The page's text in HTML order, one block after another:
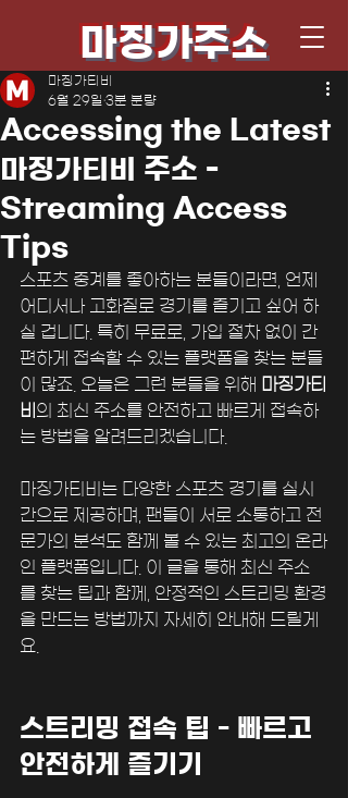
마징가주소
Accessing the Latest
마징가티비 주소 -
Streaming Access
Tips
마징가티비
6월 29일 3분 분량
스포츠 중계를 좋아하는 분들이라면, 언제
어디서나 고화질로 경기를 즐기고 싶어 하
실 겁니다. 특히 무료로, 가입 절차 없이 간
편하게 접속할 수 있는 플랫폼을 찾는 분들
이 많죠. 오늘은 그런 분들을 위해
마징가티
비 의 최신 주소를 안전하고 빠르게 접속하
는 방법을 알려드리겠습니다.
마징가티비는 다양한 스포츠 경기를 실시
간으로 제공하며, 팬들이 서로 소통하고 전
문가의 분석도 함께 볼 수 있는 최고의 온라
인 플랫폼입니다. 이 글을 통해 최신 주소
를 찾는 팁과 함께, 안정적인 스트리밍 환경
을 만드는 방법까지 자세히 안내해 드릴게
요.
스트리밍 접속 팁 - 빠르고
안전하게 즐기기